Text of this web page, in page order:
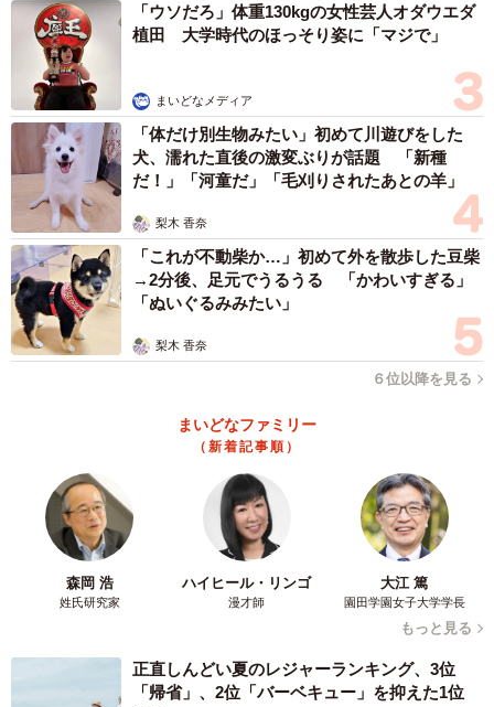
「ウソだろ」体重130kgの女性芸人オダウエダ
植田 大学時代のほっそり姿に「マジで」
まいどなメディア
「体だけ別生物みたい」初めて川遊びをした
犬、濡れた直後の激変ぶりが話題 「新種
だ！」「河童だ」「毛刈りされたあとの羊」
梨木 香奈
「これが不動柴か…」初めて外を散歩した豆柴
→2分後、足元でうるうる 「かわいすぎる」
「ぬいぐるみみたい」
梨木 香奈
６位以降を見る
まいどなファミリー
（新着記事順）
森岡 浩
姓氏研究家
ハイヒール・リンゴ
漫才師
大江 篤
園田学園女子大学学長
もっと見る
正直しんどい夏のレジャーランキング、3位
「帰省」、2位「バーベキュー」を抑えた1位